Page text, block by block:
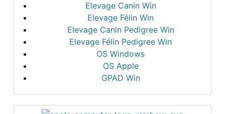
Elevage Canin Win
Elevage Félin Win
Elevage Canin Pedigree Win
Elevage Félin Pedigree Win
OS Windows
OS Apple
GPAD Win